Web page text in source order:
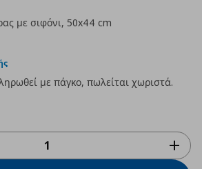
με σιφόνι, 50x44 cm
τιμή
με πάγκο, πωλείται χωριστά.